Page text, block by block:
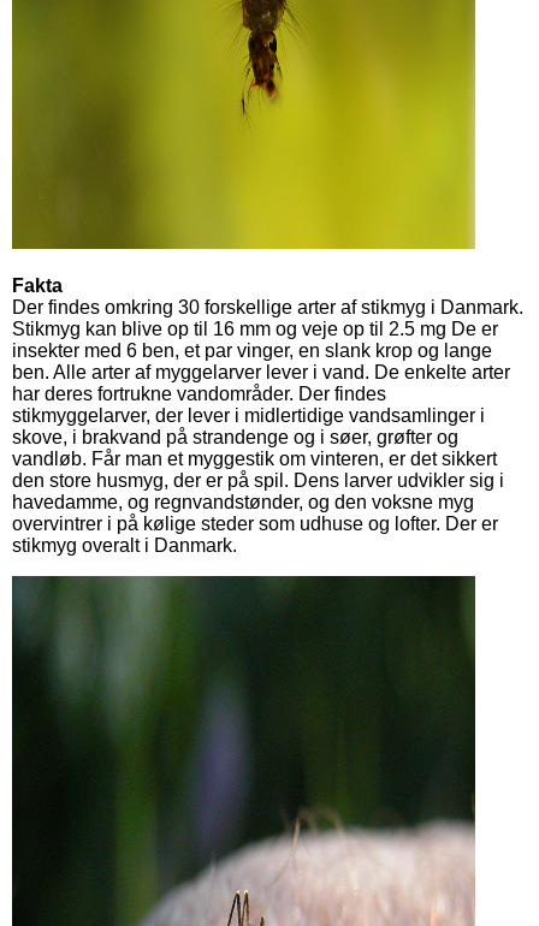
Fakta
Der findes omkring 30 forskellige arter af stikmyg i Danmark.
Stikmyg kan blive op til 16 mm og veje op til 2.5 mg De er
insekter med 6 ben, et par vinger, en slank krop og lange
ben. Alle arter af myggelarver lever i vand. De enkelte arter
har deres fortrukne vandområder. Der findes
stikmyggelarver, der lever i midlertidige vandsamlinger i
skove, i brakvand på strandenge og i søer, grøfter og
vandløb. Får man et myggestik om vinteren, er det sikkert
den store husmyg, der er på spil. Dens larver udvikler sig i
havedamme, og regnvandstønder, og den voksne myg
overvintrer i på kølige steder som udhuse og lofter. Der er
stikmyg overalt i Danmark.